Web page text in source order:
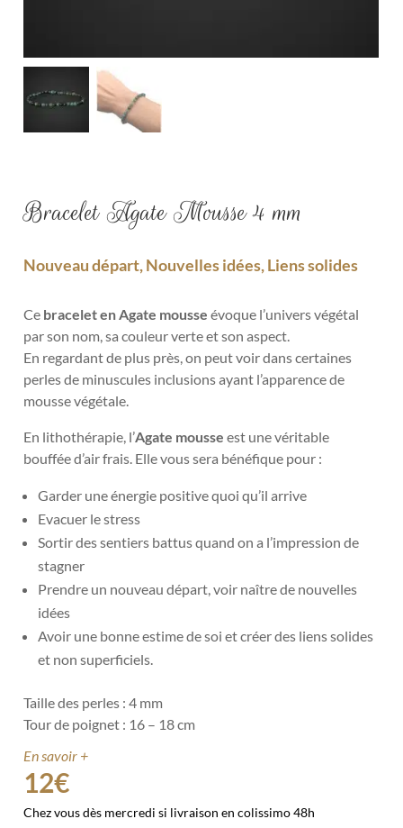
Bracelet Agate Mousse 4 mm
Nouveau départ, Nouvelles idées, Liens solides
Ce bracelet en Agate mousseévoque l’univers végétal
par son nom, sa couleur verte et son aspect.
En regardant de plus près, on peut voir dans certaines
perles de minuscules inclusions ayant l’apparence de
mousse végétale.
En lithothérapie, l’Agate mousse est une véritable
bouffée d’air frais. Elle vous sera bénéfique pour :
Garder une énergie positive quoi qu’il arrive
Evacuer le stress
Sortir des sentiers battus quand on a l’impression de
stagner
Prendre un nouveau départ, voir naître de nouvelles
idées
Avoir une bonne estime de soi et créer des liens solides
et non superficiels.
Taille des perles : 4 mm
Tour de poignet : 16 – 18 cm
En savoir +
12€
Chez vous dès mercredi si livraison en colissimo 48h